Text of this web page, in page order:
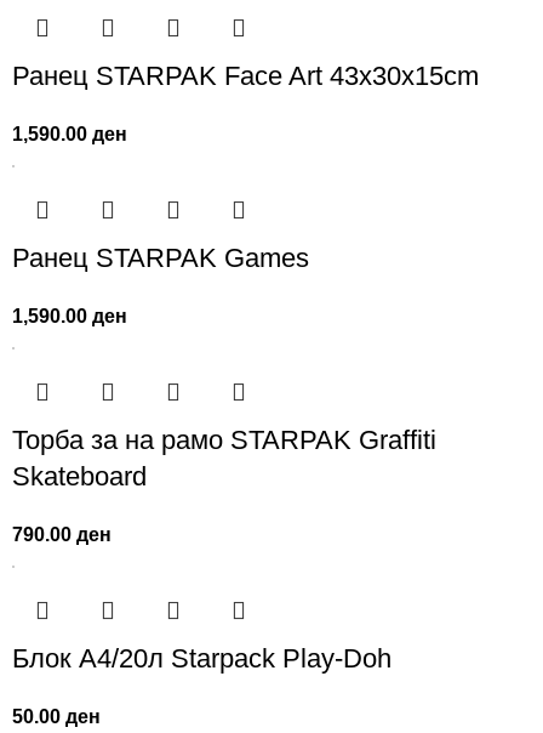
Ранец STARPAK Face Art 43x30x15cm
1,590.00ден
Ранец STARPAK Games
1,590.00ден
Торба за на рамо STARPAK Graffiti
Skateboard
790.00ден
Блок А4/20л Starpack Play-Doh
50.00ден